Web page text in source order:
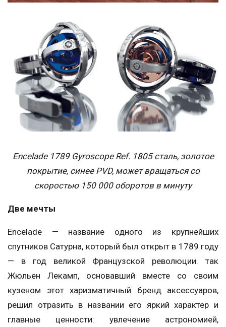
Encelade 1789 Gyroscope Ref. 1805 сталь, золотое
покрытие, синее PVD, может вращаться со
скоростью 150 000 оборотов в минуту
Две мечты
Encelade — название одного из крупнейших
спутников Сатурна, который был открыт в 1789 году
— в год великой Французской революции. так
Жюльен Лекамп, основавший вместе со своим
кузеном этот харизматичный бренд аксессуаров,
решил отразить в названии его яркий характер и
главные ценности: увлечение астрономией,